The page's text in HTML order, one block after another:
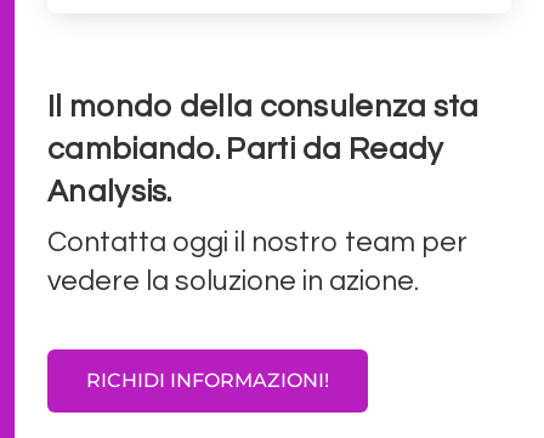
Il mondo della consulenza sta
cambiando. Parti da Ready
Analysis.
Contatta oggi il nostro team per
vedere la soluzione in azione.
RICHIDI INFORMAZIONI!